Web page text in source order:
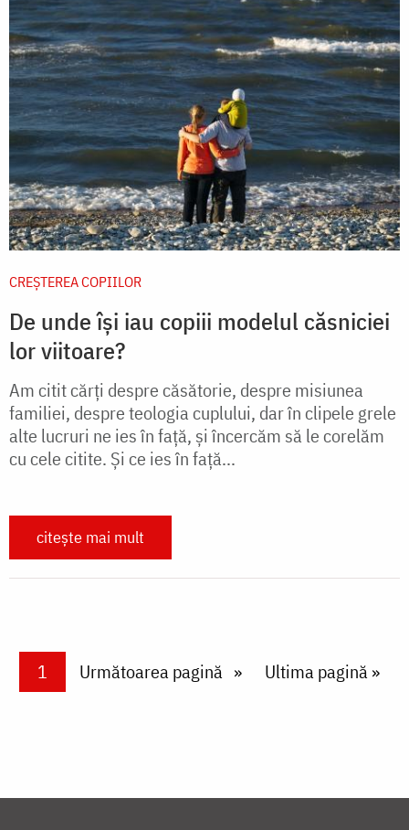
CREŞTEREA COPIILOR
De unde își iau copiii modelul căsniciei
lor viitoare?
Am citit cărți despre căsătorie, despre misiunea
familiei, despre teologia cuplului, dar în clipele grele
alte lucruri ne ies în față, și încercăm să le corelăm
cu cele citite. Și ce ies în față...
citește mai mult
PaginareCurrent page
1 Next page
Următoarea pagină Last page
Ultima pagină »